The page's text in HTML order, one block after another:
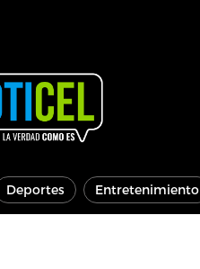
Deportes Entretenimiento